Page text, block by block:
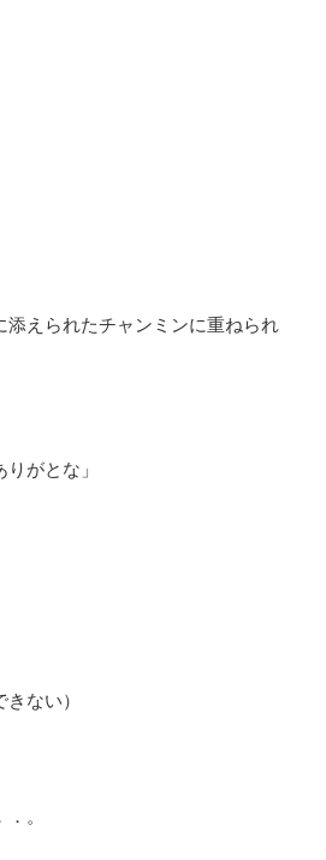
添えられたチャンミンに重ねられ
がとな」
ない）
。